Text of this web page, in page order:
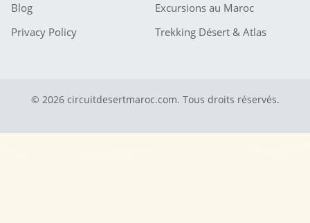
Blog
Privacy Policy
Excursions au Maroc
Trekking Désert & Atlas
© 2026 circuitdesertmaroc.com. Tous droits réservés.